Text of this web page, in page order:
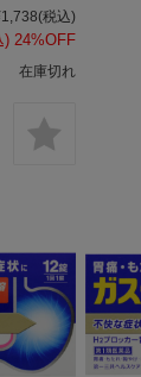
(税込)
) 24%OFF
在庫切れ